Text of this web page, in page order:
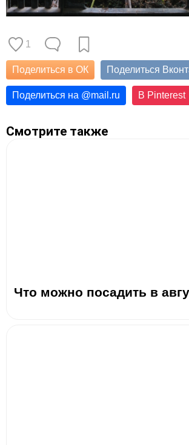
1
Поделиться в ОК Поделиться
Поделиться на @mail.ru В Pinterest
Смотрите также
Что можно посадить в